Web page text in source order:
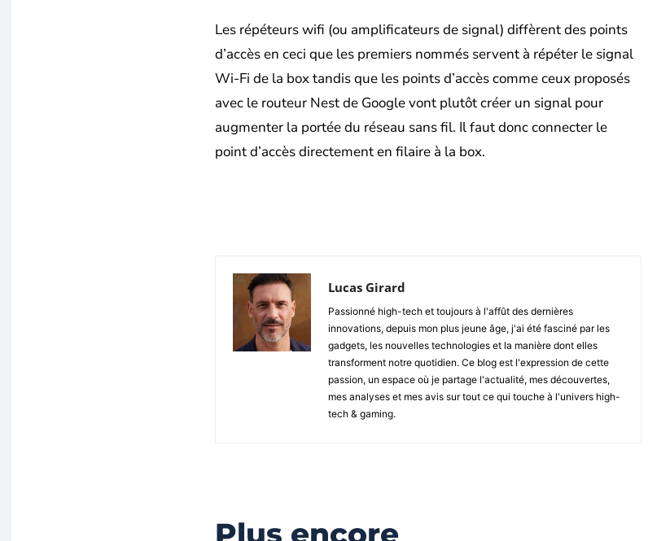
Les répéteurs wifi (ou amplificateurs de signal) diffèrent des points
d’accès en ceci que les premiers nommés servent à répéter le signal
Wi-Fi de la box tandis que les points d’accès comme ceux proposés
avec le routeur Nest de Google vont plutôt créer un signal pour
augmenter la portée du réseau sans fil. Il faut donc connecter le
point d’accès directement en filaire à la box.
Lucas Girard
Passionné high-tech et toujours à l'affût des dernières
innovations, depuis mon plus jeune âge, j'ai été fasciné par les
gadgets, les nouvelles technologies et la manière dont elles
transforment notre quotidien. Ce blog est l'expression de cette
passion, un espace où je partage l'actualité, mes découvertes,
mes analyses et mes avis sur tout ce qui touche à l'univers high-
tech & gaming.
Plus encore